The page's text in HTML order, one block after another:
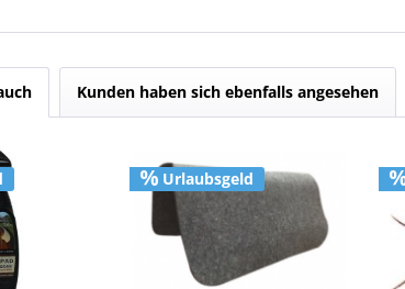
Kunden haben sich ebenfalls angesehen
Urlaubsgeld